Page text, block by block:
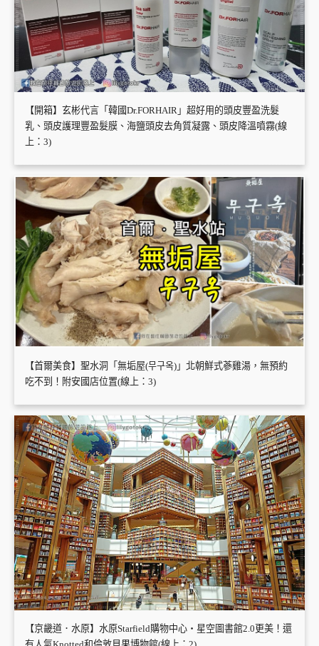
【開箱】玄彬代言「韓國Dr.FORHAIR」超好用的頭皮豐盈洗髮
乳、頭皮護理豐盈髮膜、海鹽頭皮去角質凝露、頭皮降溫噴霧(線
上：3)
【首爾美食】聖水洞「無垢屋(무구옥)」北朝鮮式蔘雞湯，無預約
吃不到！附安國店位置(線上：3)
【京畿道．水原】水原Starfield購物中心・星空圖書館2.0更美！還